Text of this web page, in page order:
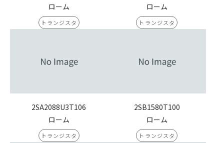
ローム
トランジスタ
ローム
トランジスタ
2SA2088U3T106
ローム
トランジスタ
2SB1580T100
ローム
トランジスタ